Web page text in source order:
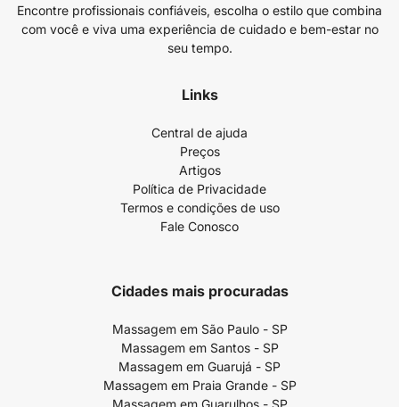
Encontre profissionais confiáveis, escolha o estilo que combina
com você e viva uma experiência de cuidado e bem-estar no
seu tempo.
Links
Central de ajuda
Preços
Artigos
Política de Privacidade
Termos e condições de uso
Fale Conosco
Cidades mais procuradas
Massagem em São Paulo - SP
Massagem em Santos - SP
Massagem em Guarujá - SP
Massagem em Praia Grande - SP
Massagem em Guarulhos - SP